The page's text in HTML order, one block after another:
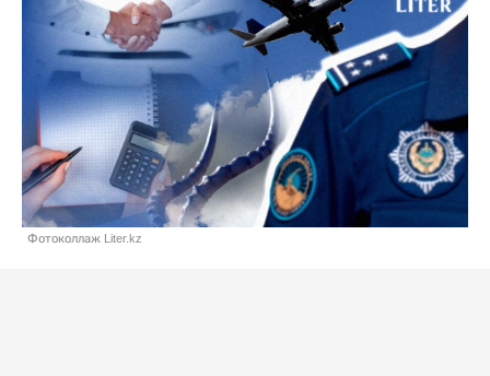
Фотоколлаж Liter.kz